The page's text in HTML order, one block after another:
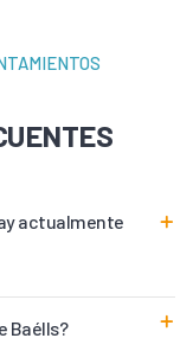
actualmente
Baélls?